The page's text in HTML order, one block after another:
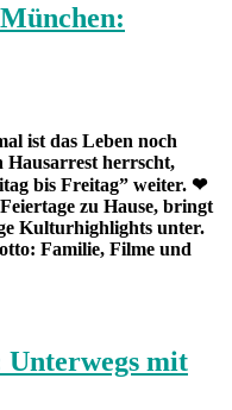
ist das Leben noch
Hausarrest herrscht,
bis Freitag” weiter. ❤
zu Hause, bringt
Kulturhighlights unter.
Familie, Filme und
mit